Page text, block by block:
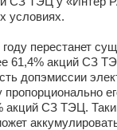
условиях.
году перестанет
61,4% акций СЗ
допэмиссии
пропорционально
акций СЗ ТЭЦ.